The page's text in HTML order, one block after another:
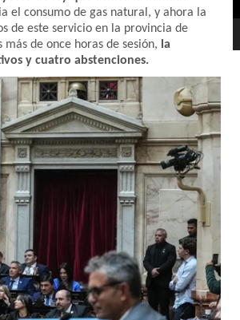
el consumo de gas natural, y ahora la
de este servicio en la provincia de
de once horas de sesión, la
y cuatro abstenciones.